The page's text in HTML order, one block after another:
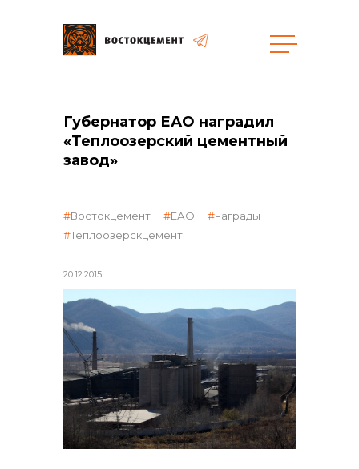
Объекты
объявленные закупки
реализация неликвидов
контакты отдела закупок
Губернатор ЕАО наградил
«Теплоозерский цементный
завод»
20.12.2015
Востокцемент ЕАО
награды
Теплоозерскцемент